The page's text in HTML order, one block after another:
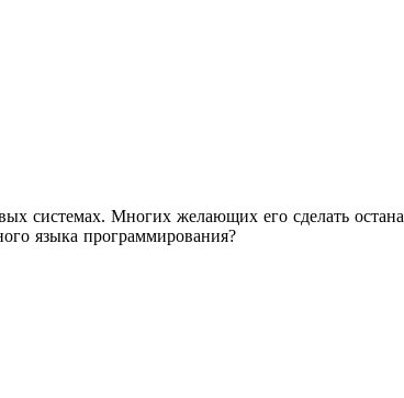
системах. Многих желающих его сделать
языка программирования?